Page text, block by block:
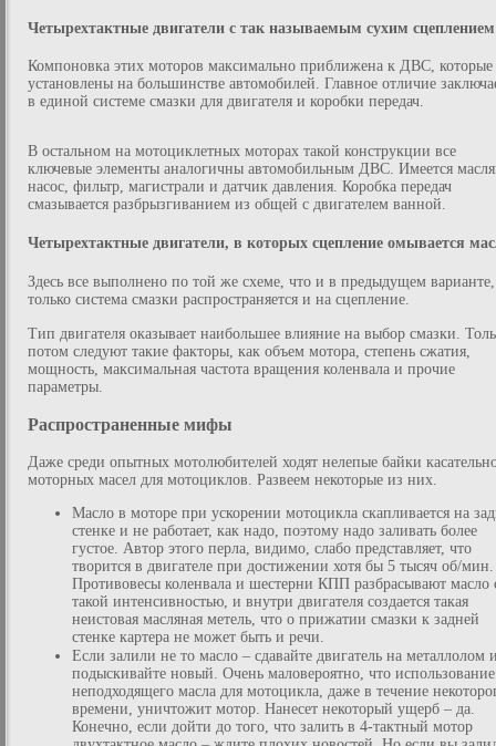
Четырехтактные двигатели с так называемым сухим сцеплением
Компоновка этих моторов максимально приближена к ДВС, которые
установлены на большинстве автомобилей. Главное отличие
в единой системе смазки для двигателя и коробки передач.
В остальном на мотоциклетных моторах такой конструкции все
ключевые элементы аналогичны автомобильным ДВС. Имеется
насос, фильтр, магистрали и датчик давления. Коробка передач
смазывается разбрызгиванием из общей с двигателем ванной.
Четырехтактные двигатели, в которых сцепление омывается
Здесь все выполнено по той же схеме, что и в предыдущем варианте,
только система смазки распространяется и на сцепление.
Тип двигателя оказывает наибольшее влияние на выбор смазки.
потом следуют такие факторы, как объем мотора, степень сжатия,
мощность, максимальная частота вращения коленвала и прочие
параметры.
Распространенные мифы
Даже среди опытных мотолюбителей ходят нелепые байки
моторных масел для мотоциклов. Развеем некоторые из них.
Масло в моторе при ускорении мотоцикла скапливается на
стенке и не работает, как надо, поэтому надо заливать более
густое. Автор этого перла, видимо, слабо представляет, что
творится в двигателе при достижении хотя бы 5 тысяч об/мин.
Противовесы коленвала и шестерни КПП разбрасывают масло
такой интенсивностью, и внутри двигателя создается такая
неистовая масляная метель, что о прижатии смазки к задней
стенке картера не может быть и речи.
Если залили не то масло – сдавайте двигатель на металлолом
подыскивайте новый. Очень маловероятно, что использование
неподходящего масла для мотоцикла, даже в течение
времени, уничтожит мотор. Нанесет некоторый ущерб – да.
Конечно, если дойти до того, что залить в 4-тактный мотор